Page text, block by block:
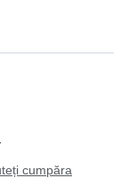
cumpăra